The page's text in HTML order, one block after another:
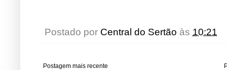
Postado por Central do Sertão às 10:21
Postagem mais recente